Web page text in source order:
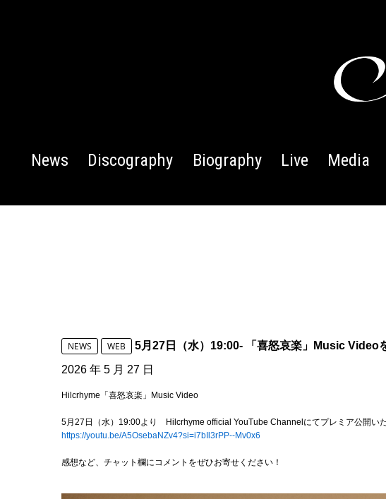
News Discography Biography Live Media
NEWS WEB 5月27日（水）19:00- 「喜怒哀楽」Music Video
2026 年 5 月 27 日
Hilcrhyme「喜怒哀楽」Music Video
5月27日（水）19:00より Hilcrhyme official YouTube Channelにてプレミア公開いた
https://youtu.be/A5OsebaNZv4?si=i7bIl3rPP--Mv0x6
感想など、チャット欄にコメントをぜひお寄せください！